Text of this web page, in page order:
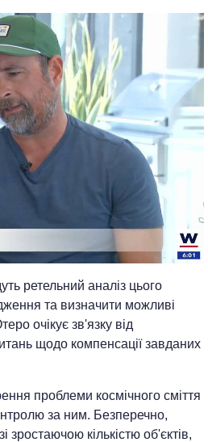
ретельний аналіз цього
та визначити можливі
очікує зв'язку від
щодо компенсації завданих
проблеми космічного сміття
за ним. Безперечно,
зростаючою кількістю об'єктів,